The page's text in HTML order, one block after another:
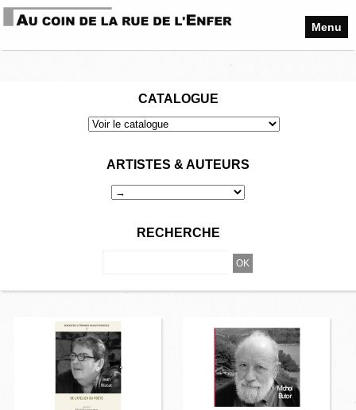
Menu
CATALOGUE
ARTISTES & AUTEURS
RECHERCHE